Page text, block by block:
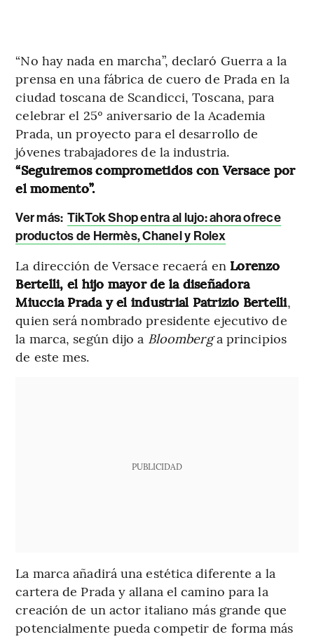
“No hay nada en marcha”, declaró Guerra a la
prensa en una fábrica de cuero de Prada en la
ciudad toscana de Scandicci, Toscana, para
celebrar el 25º aniversario de la Academia
Prada, un proyecto para el desarrollo de
jóvenes trabajadores de la industria.
“Seguiremos comprometidos con Versace por
el momento”.
Ver más: TikTok Shop entra al lujo: ahora ofrece
productos de Hermès, Chanel y Rolex
La dirección de Versace recaerá enLorenzo
Bertelli, el hijo mayor de la diseñadora
Miuccia Prada y el industrial Patrizio Bertelli,
quien será nombrado presidente ejecutivo de
la marca, según dijo a Bloomberga principios
de este mes.
PUBLICIDAD
La marca añadirá una estética diferente a la
cartera de Prada y allana el camino para la
creación de un actor italiano más grande que
potencialmente pueda competir de forma más